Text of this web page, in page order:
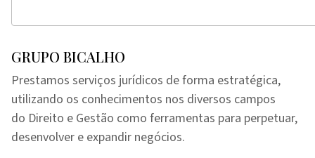
GRUPO BICALHO
Prestamos serviços jurídicos de forma estratégica,
utilizando os conhecimentos nos diversos campos
do Direito e Gestão como ferramentas para perpetuar,
desenvolver e expandir negócios.